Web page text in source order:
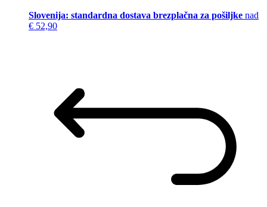
Slovenija: standardna dostava brezplačna za pošiljke nad
€ 52,90